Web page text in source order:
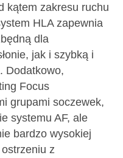
kątem zakresu ruchu
HLA zapewnia
dla
jak i szybką i
Dodatkowo,
Focus
grupami soczewek,
systemu AF, ale
bardzo wysokiej
z